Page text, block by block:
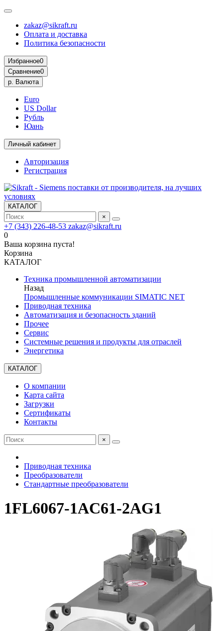
zakaz@sikraft.ru
Оплата и доставка
Политика безопасности
Избранное0
Сравнение0
р. Валюта
Euro
US Dollar
Рубль
Юань
Личный кабинет
Авторизация
Регистрация
КАТАЛОГ
×
+7 (343) 226-48-53 zakaz@sikraft.ru
0
Ваша корзина пуста!
Корзина
КАТАЛОГ
Техника промышленной автоматизации
Назад
Промышленные коммуникации SIMATIC NET
Приводная техника
Автоматизация и безопасность зданий
Прочее
Сервис
Системные решения и продукты для отраслей
Энергетика
КАТАЛОГ
О компании
Карта сайта
Загрузки
Сертификаты
Контакты
×
Приводная техника
Преобразователи
Стандартные преобразователи
1FL6067-1AC61-2AG1